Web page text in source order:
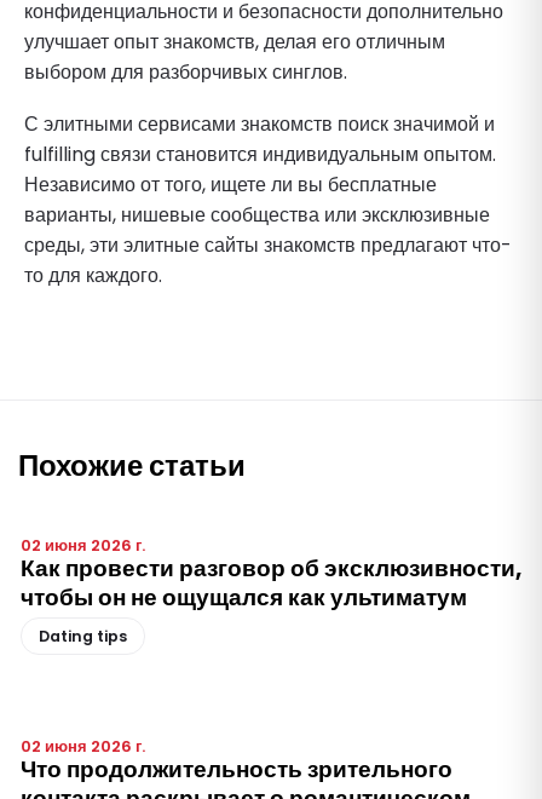
конфиденциальности и безопасности дополнительно
улучшает опыт знакомств, делая его отличным
выбором для разборчивых синглов.
С элитными сервисами знакомств поиск значимой и
fulfilling связи становится индивидуальным опытом.
Независимо от того, ищете ли вы бесплатные
варианты, нишевые сообщества или эксклюзивные
среды, эти элитные сайты знакомств предлагают что-
то для каждого.
Похожие статьи
02 июня 2026 г.
Как провести разговор об эксклюзивности,
чтобы он не ощущался как ультиматум
Dating tips
02 июня 2026 г.
Что продолжительность зрительного